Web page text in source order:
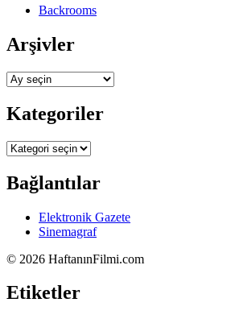
Backrooms
Arşivler
Arşivler
Kategoriler
Kategoriler
Bağlantılar
Elektronik Gazete
Sinemagraf
© 2026 HaftanınFilmi.com
Etiketler